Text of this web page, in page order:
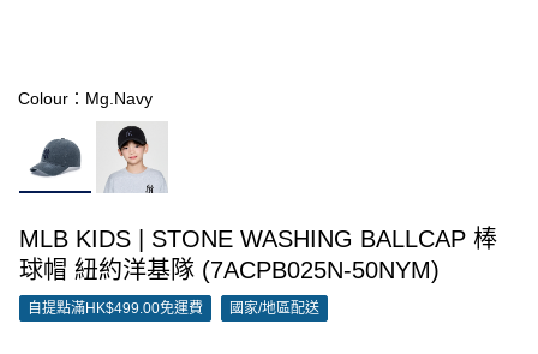
Colour：Mg.Navy
MLB KIDS | STONE WASHING BALLCAP 棒
球帽 紐約洋基隊 (7ACPB025N-50NYM)
自提點滿HK$499.00免運費 國家/地區配送